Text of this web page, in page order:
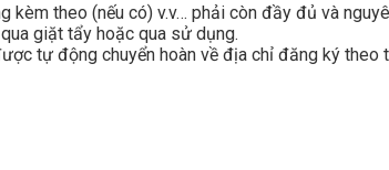
theo (nếu có) v.v… phải còn đầy đủ và
giặt tẩy hoặc qua sử dụng.
tự động chuyển hoàn về địa chỉ đăng ký theo